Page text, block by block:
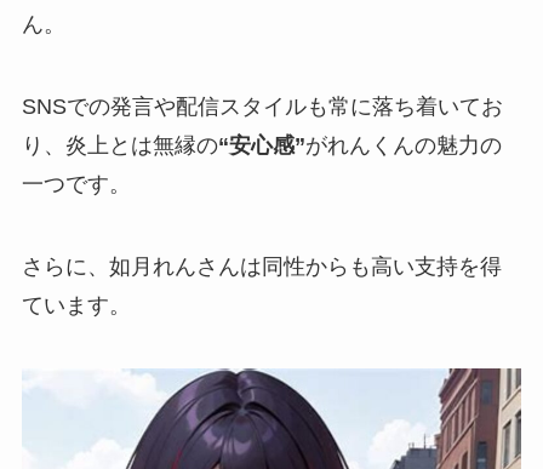
ん。
SNSでの発言や配信スタイルも常に落ち着いてお
り、炎上とは無縁の“安心感”がれんくんの魅力の
一つです。
さらに、如月れんさんは 同性からも高い支持を得
ています。